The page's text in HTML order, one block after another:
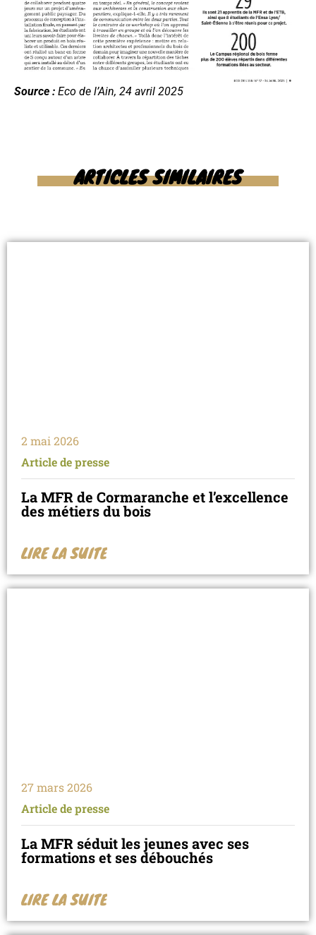
Source : Eco de l’Ain, 24 avril 2025
ARTICLES SIMILAIRES
2 mai 2026
Article de presse
La MFR de Cormaranche et l’excellence
des métiers du bois
LIRE LA SUITE
27 mars 2026
Article de presse
La MFR séduit les jeunes avec ses
formations et ses débouchés
LIRE LA SUITE